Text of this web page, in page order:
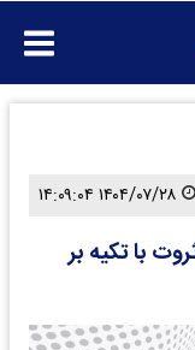
با تکیه بر